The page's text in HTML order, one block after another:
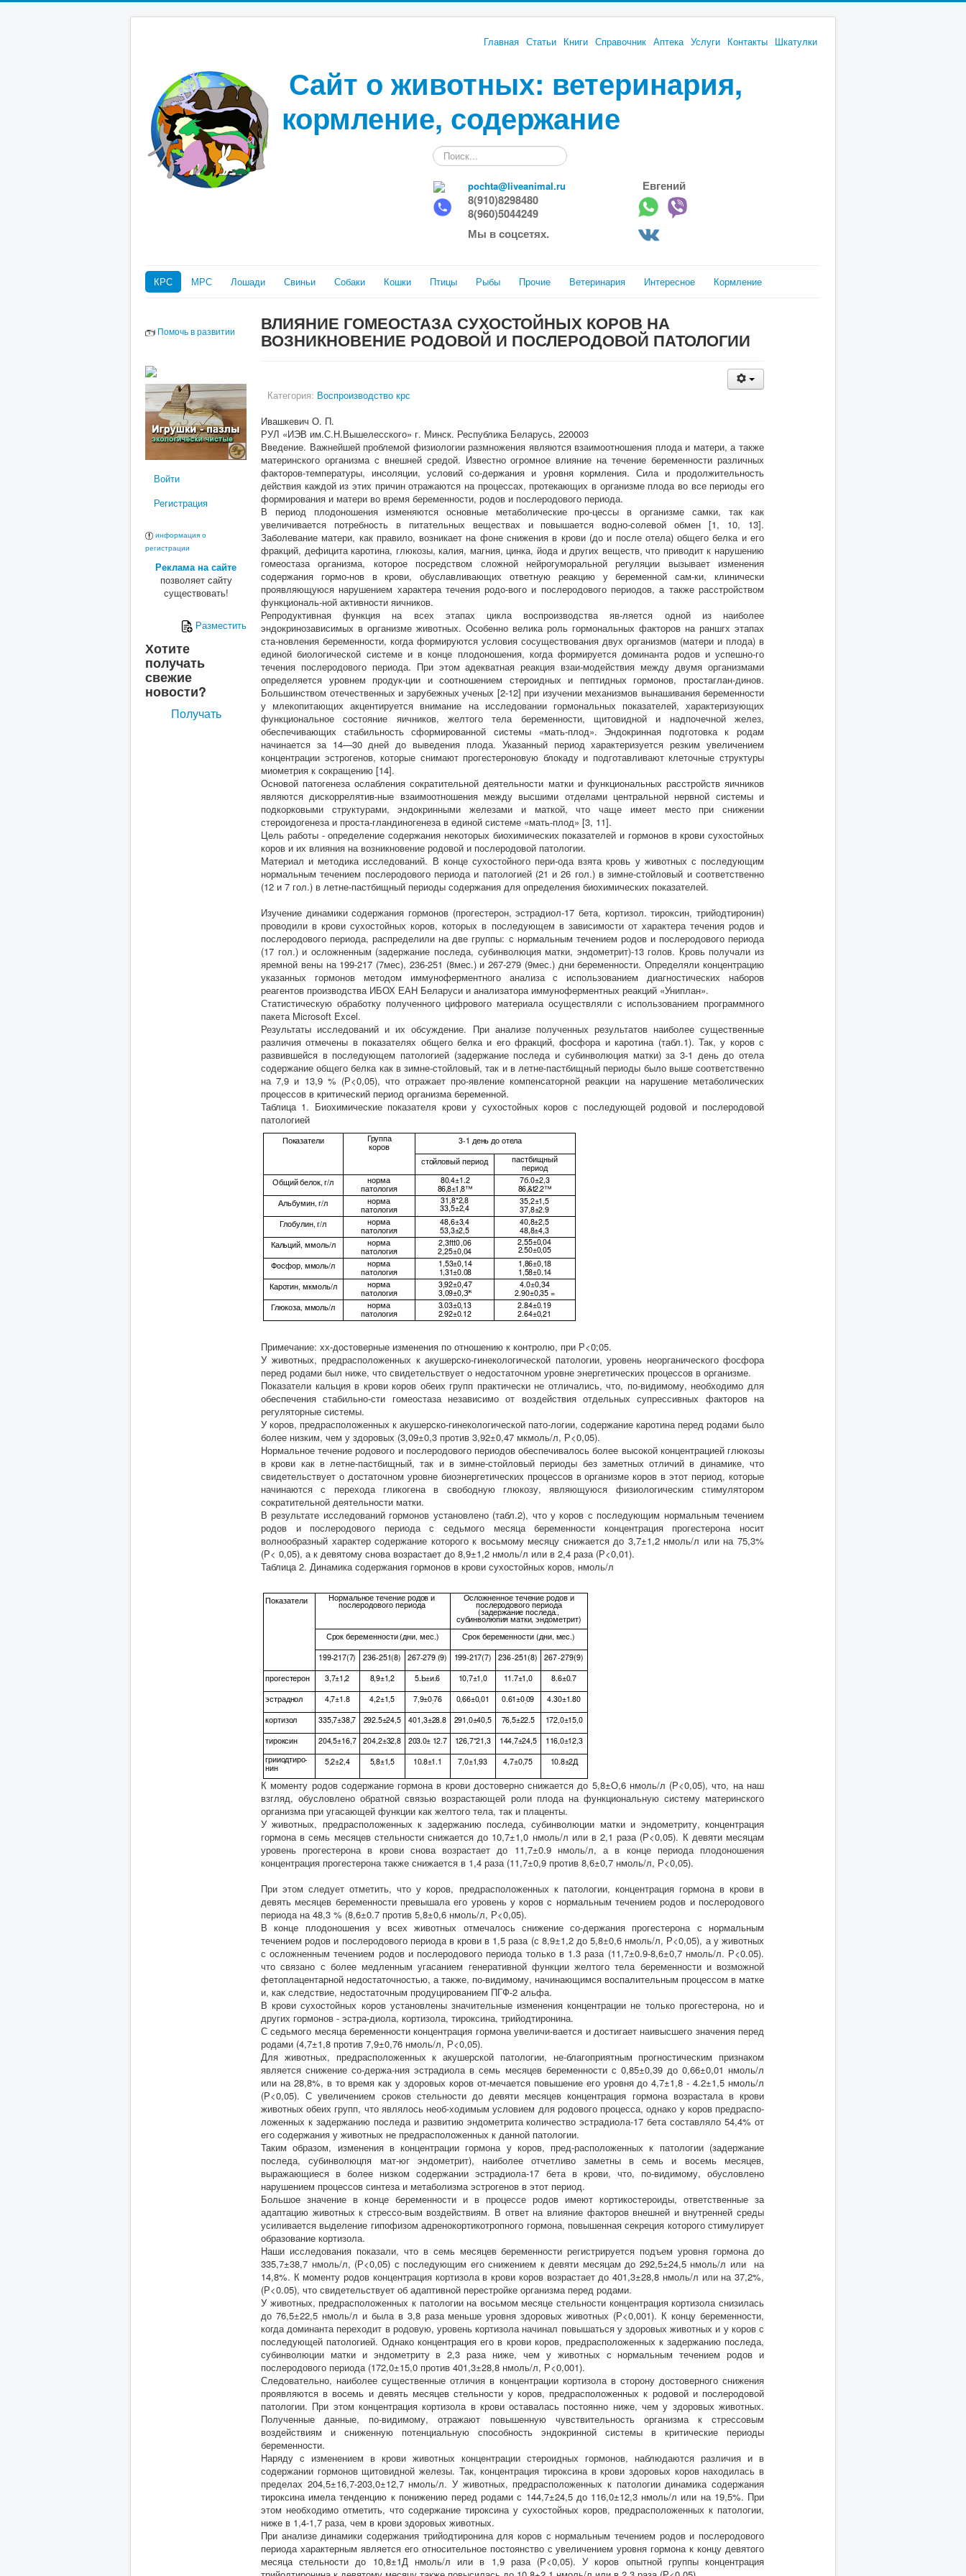
Главная Статьи Книги Справочник Аптека Услуги Контакты Шкатулки
Сайт о животных: ветеринария,
кормление, содержание
Искать...
pochta@liveanimal.ru
Евгений
8(910)8298480
8(960)5044249
Мы в соцсетях.
КРС МРС Лошади Свиньи Собаки Кошки Птицы Рыбы Прочие Ветеринария Интересное Кормление
Помочь в развитии
Войти
Регистрация
информация о
регистрации
Реклама на сайте
позволяет сайту
существовать!
Разместить
Хотите
получать
свежие
новости?
Получать
ВЛИЯНИЕ ГОМЕОСТАЗА СУХОСТОЙНЫХ КОРОВ НА
ВОЗНИКНОВЕНИЕ РОДОВОЙ И ПОСЛЕРОДОВОЙ ПАТОЛОГИИ
Категория: Воспроизводство крс
Ивашкевич О. П.
РУЛ «ИЭВ им.С.Н.Вышелесского» г. Минск. Республика Беларусь, 220003
Введение. Важнейшей проблемой физиологии размножения являются взаимоотношения плода и матери, а также
материнского организма с внешней средой. Известно огромное влияние на течение беременности различных
факторов-температуры, инсоляции, условий со-держания и уровня кормления. Сила и продолжительность
действия каждой из этих причин отражаются на процессах, протекающих в организме плода во все периоды его
формирования и матери во время беременности, родов и послеродового периода.
В период плодоношения изменяются основные метаболические про-цессы в организме самки, так как
увеличивается потребность в питательных веществах и повышается водно-солевой обмен [1, 10, 13].
Заболевание матери, как правило, возникает на фоне снижения в крови (до и после отела) общего белка и его
фракций, дефицита каротина, глюкозы, калия, магния, цинка, йода и других веществ, что приводит к нарушению
гомеостаза организма, которое посредством сложной нейрогуморальной регуляции вызывает изменения
содержания гормо-нов в крови, обуславливающих ответную реакцию у беременной сам-ки, клинически
проявляющуюся нарушением характера течения родо-вого и послеродового периодов, а также расстройством
функциональ-ной активности яичников.
Репродуктивная функция на всех этапах цикла воспроизводства яв-ляется одной из наиболее
эндокринозависимых в организме животных. Особенно велика роль гормональных факторов на раншгх этапах
ста-новления беременности, когда формируются условия сосуществования двух организмов (матери и плода) в
единой биологической системе и в конце плодоношения, когда формируется доминанта родов и успешно-го
течения послеродового периода. При этом адекватная реакция взаи-модействия между двумя организмами
определяется уровнем продук-ции и соотношением стероидных и пептидных гормонов, простаглан-динов.
Большинством отечественных и зарубежных ученых [2-12] при изучении механизмов вынашивания беременности
у млекопитающих акцентируется внимание на исследовании гормональных показателей, характеризующих
функциональное состояние яичников, желтого тела беременности, щитовидной и надпочечной желез,
обеспечивающих стабильность сформированной системы «мать-плод». Эндокринная подготовка к родам
начинается за 14—30 дней до выведения плода. Указанный период характеризуется резким увеличением
концентрации эстрогенов, которые снимают прогестероновую блокаду и подготавливают клеточные структуры
миометрия к сокращению [14].
Основой патогенеза ослабления сократительной деятельности матки и функциональных расстройств яичников
являются дискоррелятив-ные взаимоотношения между высшими отделами центральной нервной системы и
подкорковыми структурами, эндокринными железами и маткой, что чаще имеет место при снижении
стероидогенеза и проста-гландиногенеза в единой системе «мать-плод» [3, 11].
Цель работы - определение содержания некоторых биохимических показателей и гормонов в крови сухостойных
коров и их влияния на возникновение родовой и послеродовой патологии.
Материал и методика исследований. В конце сухостойного пери-ода взята кровь у животных с последующим
нормальным течением послеродового периода и патологией (21 и 26 гол.) в зимне-стойловый и соответственно
(12 и 7 гол.) в летне-пастбищный периоды содержания для определения биохимических показателей.
Изучение динамики содержания гормонов (прогестерон, эстрадиол-17 бета, кортизол. тироксин, трийодтиронин)
проводили в крови сухостойных коров, которых в последующем в зависимости от характера течения родов и
послеродового периода, распределили на две группы: с нормальным течением родов и послеродового периода
(17 гол.) и осложненным (задержание последа, субинволюция матки, эндометрит)-13 голов. Кровь получали из
яремной вены на 199-217 (7мес), 236-251 (8мес.) и 267-279 (9мес.) дни беременности. Определяли концентрацию
указанных гормонов методом иммуноферментного анализа с использованием диагностических наборов
реагентов производства ИБОХ ЕАН Беларуси и анализатора иммуноферментных реакций «Униплан».
Статистическую обработку полученного цифрового материала осуществляли с использованием программного
пакета Microsoft Excel.
Результаты исследований и их обсуждение. При анализе полученных результатов наиболее существенные
различия отмечены в показателях общего белка и его фракций, фосфора и каротина (табл.1). Так, у коров с
развившейся в последующем патологией (задержание последа и субинволюция матки) за 3-1 день до отела
содержание общего белка как в зимне-стойловый, так и в летне-пастбищный периоды было выше соответственно
на 7,9 и 13,9 % (Р<0,05), что отражает про-явление компенсаторной реакции на нарушение метаболических
процессов в критический период организма беременной.
Таблица 1. Биохимические показателя крови у сухостойных коров с последующей родовой и послеродовой
патологией
Показатели
Группа
коров
3-1 день до отела
стойловый период
пастбищный
период
Общий белок, г/л
норма
патология
80.4±1.2
86,8±1,8™
7б.0±2,3
86,&t2.2™
Альбумин, г/л
норма
патология
31,8*2,8
33,5±2,4
35,2±1,5
37,8±2.9
Глобулин, г/л
норма
патология
48,6±3,4
53,3±2,5
40,8±2,5
48,8±4,3
Кальций, ммоль/л
норма
патология
2,3ftt0,06
2,25±0,04
2,55±0,04
2.50±0,05
Фосфор, ммоль/л
норма
патология
1,53±0,14
1,31±0.08
1,86±0,18
1,58±0.14
Каротин, мкмоль/л
норма
патология
3,92±0,47
3,09±0,Зж
4.0±0,34
2.90±0,35 =
Глюкоза, ммоль/л
норма
патология
3.03±0,13
2.92±0.12
2.84±0.19
2.64±0,21
Примечание: хх-достоверные изменения по отношению к контролю, при Р<0;05.
У животных, предрасположенных к акушерско-гинекологической патологии, уровень неорганического фосфора
перед родами был ниже, что свидетельствует о недостаточном уровне энергетических процессов в организме.
Показатели кальция в крови коров обеих групп практически не отличались, что, по-видимому, необходимо для
обеспечения стабильно-сти гомеостаза независимо от воздействия отдельных супрессивных факторов на
регуляторные системы.
У коров, предрасположенных к акушерско-гинекологической пато-логии, содержание каротина перед родами было
более низким, чем у здоровых (3,09±0,3 против 3,92±0,47 мкмоль/л, Р<0,05).
Нормальное течение родового и послеродового периодов обеспечивалось более высокой концентрацией глюкозы
в крови как в летне-пастбищный, так и в зимне-стойловый периоды без заметных отличий в динамике, что
свидетельствует о достаточном уровне биоэнергетических процессов в организме коров в этот период, которые
начинаются с перехода гликогена в свободную глюкозу, являющуюся физиологическим стимулятором
сократительной деятельности матки.
В результате исследований гормонов установлено (табл.2), что у коров с последующим нормальным течением
родов и послеродового периода с седьмого месяца беременности концентрация прогестерона носит
волнообразный характер содержание которого к восьмому месяцу снижается до 3,7±1,2 нмоль/л или на 75,3%
(Р< 0,05), а к девятому снова возрастает до 8,9±1,2 нмоль/л или в 2,4 раза (Р<0,01).
Таблица 2. Динамика содержания гормонов в крови сухостойных коров, нмоль/л
Показатели Нормальное течение родови
послеродового периода
Осложненное течение родов и
послеродового периода
(задержаниепоследа.,
субинволюпия матки,эндометрит)
Срок беременности (дни, мес.)
Срок беременности (дни, мес.)
199-217(7)
236-251(8) 267-279 (9) 199-217(7) 236-251(8)
267-279(9)
прогестерон
3,7±1,2 8,9±1,2 5.Ь±и.6 10,7±1,0 11.7±1,0 8.6±0.7
эстраднол
4,7±1.8 4,2±1,5 7,9±0;76 0,66±0,01 0.61±0;09 4.30±1.80
кортизол
335,7±38,7 292.5±24,5 401,3±28.8 291,0±40,5 76,5±22.5 172,0±15,0
тироксин
204,5±16,7 204,2±32,8 203.0± 12.7 126,7*21,3 144,7±24,5 116,0±12,3
грииодтиро-
нин
5,2±2,4 5,8±1,5 10.8±1.1 7,0±1,93 4,7±0,75 10.8±2Д
К моменту родов содержание гормона в крови достоверно снижается до 5,8±О,6 нмоль/л (Р<0,05), что, на наш
взгляд, обусловлено обратной связью возрастающей роли плода на функциональную систему материнского
организма при угасающей функции как желтого тела, так и плаценты.
У животных, предрасположенных к задержанию последа, субинволюции матки и эндометриту, концентрация
гормона в семь месяцев стельности снижается до 10,7±1,0 нмоль/л или в 2,1 раза (Р<0,05). К девяти месяцам
уровень прогестерона в крови снова возрастает до 11,7±0.9 нмоль/л, а в конце периода плодоношения
концентрация прогестерона также снижается в 1,4 раза (11,7±0,9 против 8,6±0,7 нмоль/л, Р<0,05).
При этом следует отметить, что у коров, предрасположенных к патологии, концентрация гормона в крови в
девять месяцев беременности превышала его уровень у коров с нормальным течением родов и послеродового
периода на 48,3 % (8,6±0.7 против 5,8±0,6 нмоль/л, Р<0,05).
В конце плодоношения у всех животных отмечалось снижение со-держания прогестерона с нормальным
течением родов и послеродового периода в крови в 1,5 раза (с 8,9±1,2 до 5,8±0,6 нмоль/л, Р<0,05), а у животных
с осложненным течением родов и послеродового периода только в 1.3 раза (11,7±0.9-8,6±0,7 нмоль/л. Р<0.05).
что связано с более медленным угасанием генеративной функции желтого тела беременности и возможной
фетоплацентарной недостаточностью, а также, по-видимому, начинающимся воспалительным процессом в матке
и, как следствие, недостаточным продуцированием ПГФ-2 альфа.
В крови сухостойных коров установлены значительные изменения концентрации не только прогестерона, но и
других гормонов - эстра-диола, кортизола, тироксина, трийодтиронина.
С седьмого месяца беременности концентрация гормона увеличи-вается и достигает наивысшего значения перед
родами (4,7±1,8 против 7,9±0,76 нмоль/л, Р<0,05).
Для животных, предрасположенных к акушерской патологии, не-благоприятным прогностическим признаком
является снижение со-держа-ния эстрадиола в семь месяцев беременности с 0,85±0,39 до 0,66±0,01 нмоль/л
или на 28,8%, в то время как у здоровых коров от-мечается повышение его уровня до 4,7±1,8 - 4.2±1,5 нмоль/л
(Р<0,05). С увеличением сроков стельности до девяти месяцев концентрация гормона возрастала в крови
животных обеих групп, что являлось необ-ходимым условием для родового процесса, однако у коров предраспо-
ложенных к задержанию последа и развитию эндометрита количество эстрадиола-17 бета составляло 54,4% от
его содержания у животных не предрасположенных к данной патологии.
Таким образом, изменения в концентрации гормона у коров, пред-расположенных к патологии (задержание
последа, субинволюцпя мат-юг эндометрит), наиболее отчетливо заметны в семь и восемь месяцев,
выражающиеся в более низком содержании эстрадиола-17 бета в крови, что, по-видимому, обусловлено
нарушением процессов синтеза и метаболизма эстрогенов в этот период.
Большое значение в конце беременности и в процессе родов имеют кортикостероиды, ответственные за
адаптацию животных к стрессо-вым воздействиям. В ответ на влияние факторов внешней и внутренней среды
усиливается выделение гипофизом адренокортикотропного гормона, повышенная секреция которого стимулирует
образование кортизола.
Наши исследования показали, что в семь месяцев беременности регистрируется подъем уровня гормона до
335,7±38,7 нмоль/л, (Р<0,05) с последующим его снижением к девяти месяцам до 292,5±24,5 нмоль/л или на
14,8%. К моменту родов концентрация кортизола в крови коров возрастает до 401,3±28,8 нмоль/л или на 37,2%,
(Р<0.05), что свидетельствует об адаптивной перестройке организма перед родами.
У животных, предрасположенных к патологии на восьмом месяце стельности концентрация кортизола снизилась
до 76,5±22,5 нмоль/л и была в 3,8 раза меньше уровня здоровых животных (Р<0,001). К концу беременности,
когда доминанта переходит в родовую, уровень кортизола начинал повышаться у здоровых животных и у коров с
последующей патологией. Однако концентрация его в крови коров, предрасположенных к задержанию последа,
субинволюции матки и эндометриту в 2,3 раза ниже, чем у животных с нормальным течением родов и
послеродового периода (172,0±15,0 против 401,3±28,8 нмоль/л, Р<0,001).
Следовательно, наиболее существенные отличия в концентрации кортизола в сторону достоверного снижения
проявляются в восемь и девять месяцев стельности у коров, предрасположенных к родовой и послеродовой
патологии. При этом концентрация кортизола в крови оставалась постоянно ниже, чем у здоровых животных.
Полученные данные, по-видимому, отражают повышенную чувствительность организма к стрессовым
воздействиям и сниженную потенциальную способность эндокринной системы в критические периоды
беременности.
Наряду с изменением в крови животных концентрации стероидных гормонов, наблюдаются различия и в
содержании гормонов щитовидной железы. Так, концентрация тироксина в крови здоровых коров находилась в
пределах 204,5±16,7-203,0±12,7 нмоль/л. У животных, предрасположенных к патологии динамика содержания
тироксина имела тенденцию к понижению перед родами с 144,7±24,5 до 116,0±12,3 нмоль/л или на 19,5%. При
этом необходимо отметить, что содержание тироксина у сухостойных коров, предрасположенных к патологии,
ниже в 1,4-1,7 раза, чем в крови здоровых животных.
При анализе динамики содержания трийодтиронина для коров с нормальным течением родов и послеродового
периода характерным является его относительное постоянство с увеличением уровня гормона к концу девятого
месяца стельности до 10,8±1Д нмоль/л или в 1,9 раза (Р<0,05). У коров опытной группы концентрация